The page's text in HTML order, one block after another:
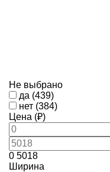
Не выбрано
да (439)
нет (384)
Цена (₽)
0 5018
Ширина